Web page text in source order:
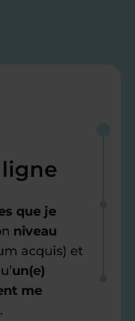
que je
niveau
acquis) et
un(e)
me
.